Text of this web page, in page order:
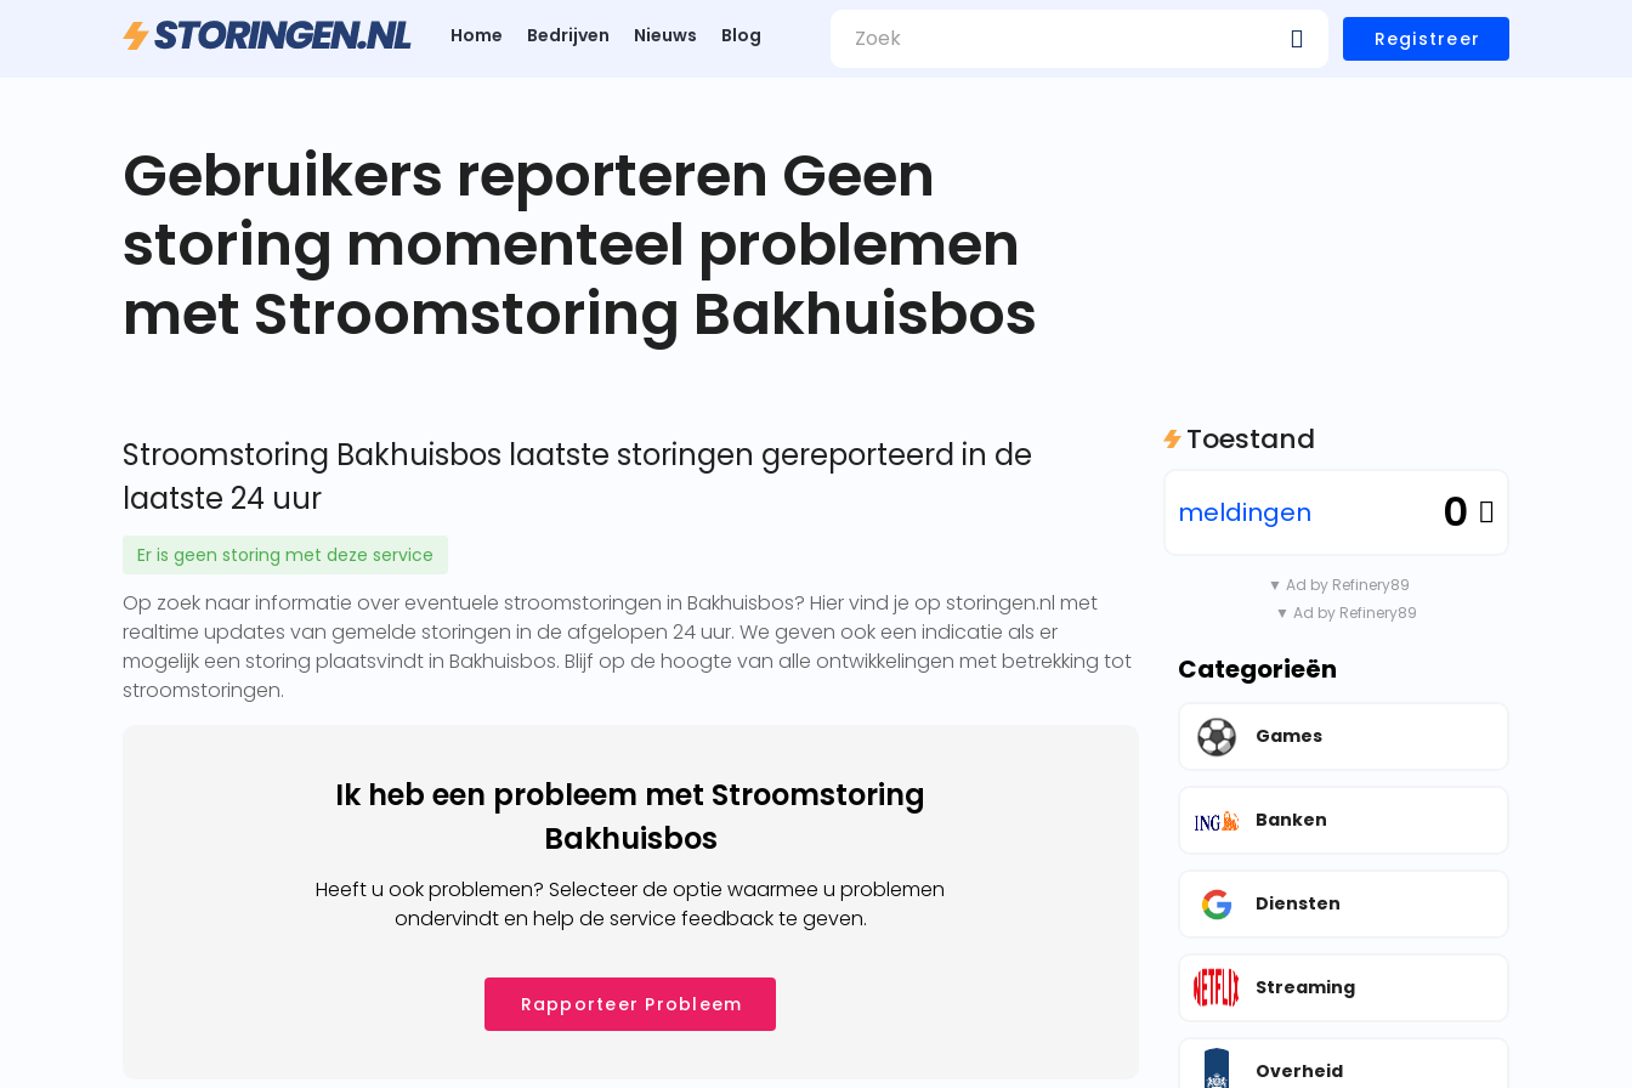
Home Bedrijven Nieuws Blog Registreer
Gebruikers reporteren Geen
storing momenteel problemen
met Stroomstoring Bakhuisbos
Stroomstoring Bakhuisbos laatste storingen gereporteerd in de
laatste 24 uur
Er is geen storing met deze service
Op zoek naar informatie over eventuele stroomstoringen in Bakhuisbos? Hier vind je op storingen.nl met
realtime updates van gemelde storingen in de afgelopen 24 uur. We geven ook een indicatie als er
mogelijk een storing plaatsvindt in Bakhuisbos. Blijf op de hoogte van alle ontwikkelingen met betrekking tot
stroomstoringen.
Ik heb een probleem met Stroomstoring
Bakhuisbos
Heeft u ook problemen? Selecteer de optie waarmee u problemen
ondervindt en help de service feedback te geven.
Rapporteer Probleem
Toestand
meldingen 0
▼ Ad by Refinery89
▼ Ad by Refinery89
Categorieën
Games
Banken
Diensten
Streaming
Overheid